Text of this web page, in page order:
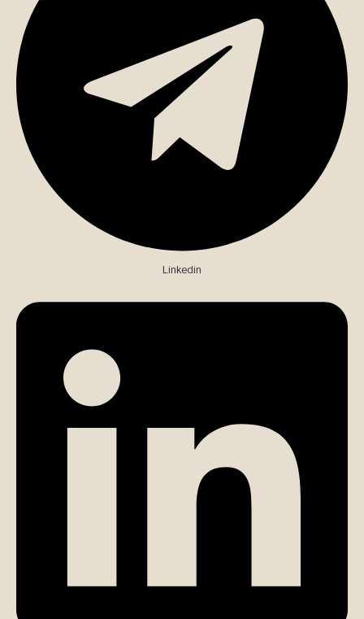
Linkedin
تماس مستقیم با کارشناس (الهام مومن)